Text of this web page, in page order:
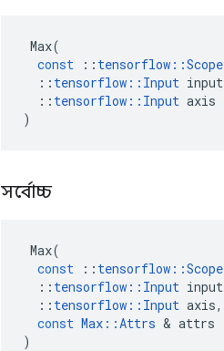
Max(
const
:: tensorflow ::Scope
:: tensorflow :: Input input
:: tensorflow :: Input axis
)
সর্বোচ্চ
Max(
const
:: tensorflow ::Scope
:: tensorflow :: Input input
:: tensorflow :: Input axis,
const Max ::Attrs & attrs
)